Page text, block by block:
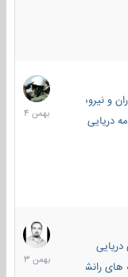
و نیروهای ویژه‌ی دریایی
دریایی
22
بهمن
1404
رانشی دریایی
6
بهمن
1403